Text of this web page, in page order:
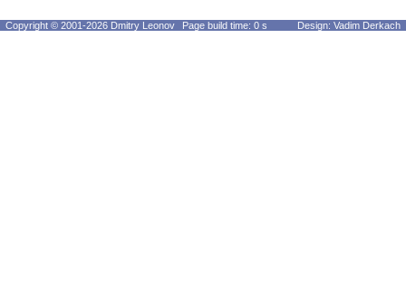
Copyright © 2001-2026 Dmitry Leonov Page build time: 0 s Design: Vadim Derkach